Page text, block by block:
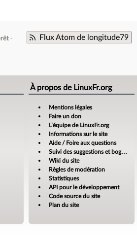
Flux Atom de longitude79
À propos de LinuxFr.org
Mentions légales
Faire un don
L’équipe de LinuxFr.org
Informations sur le site
Aide / Foire aux questions
Suivi des suggestions et bogues
Wiki du site
Règles de modération
Statistiques
API pour le développement
Code source du site
Plan du site